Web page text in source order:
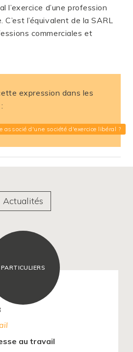
l’exercice d’une profession
l’équivalent de la SARL
commerciales et
expression dans les
associé d'une société d'exercice libéral ?
Actualités
PARTICULIERS
au travail